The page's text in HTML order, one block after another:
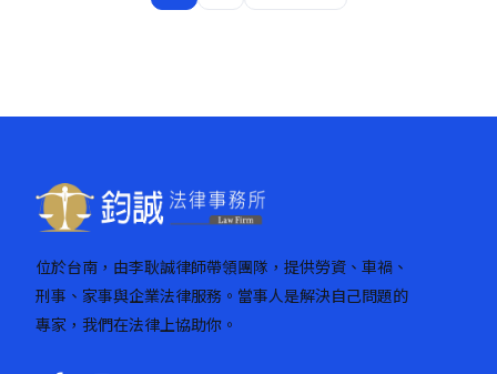
位於台南，由李耿誠律師帶領團隊，提供勞資、車禍、
刑事、家事與企業法律服務。當事人是解決自己問題的
專家，我們在法律上協助你。